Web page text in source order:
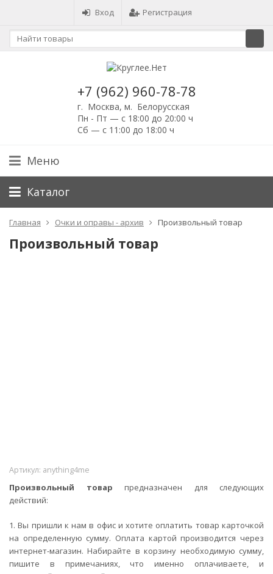
Вход Регистрация
+7 (962) 960-78-78
г. Москва, м. Белорусская
Пн - Пт — с 18:00 до 20:00 ч
Сб — с 11:00 до 18:00 ч
Меню
Каталог
Главная Очки и оправы - архив Произвольный товар
Произвольный товар
Артикул: anything4me
Произвольный товар предназначен для следующих
действий:
1. Вы пришли к нам в офис и хотите оплатить товар карточкой
на определенную сумму. Оплата картой производится через
интернет-магазин. Набирайте в корзину необходимую сумму,
пишите в примечаниях, что именно оплачиваете, и